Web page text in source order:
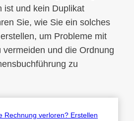
ist und kein Duplikat
Sie, wie Sie ein solches
um Probleme mit
und die Ordnung
zu
Rechnung verloren? Erstellen